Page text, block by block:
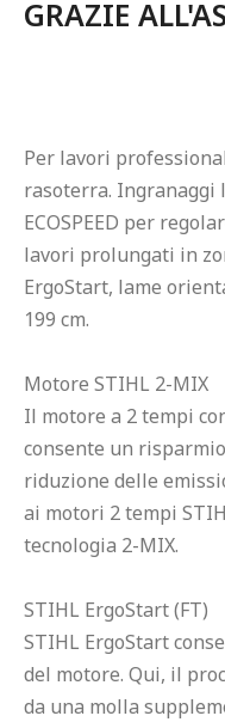
GRAZIE
Per lavori
rasoterra. Ingranaggi
ECOSPEED per
lavori prolungati in
ErgoStart, lame
199 cm.
Motore STIHL 2-MIX
Il motore a 2 tempi
consente un
riduzione delle
ai motori 2 tempi
tecnologia 2-MIX.
STIHL ErgoStart (FT)
STIHL ErgoStart
del motore. Qui, il
da una molla